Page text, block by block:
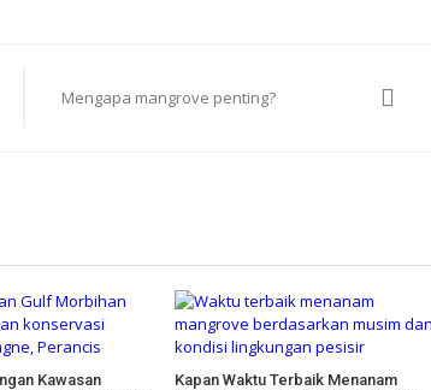
Mengapa mangrove penting?
Kawasan
Kapan Waktu Terbaik Menanam